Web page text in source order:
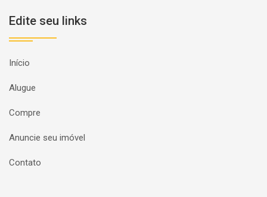
Edite seu links
Início
Alugue
Compre
Anuncie seu imóvel
Contato